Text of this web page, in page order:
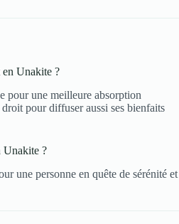
en Unakite ?
pour une meilleure absorption
pour diffuser aussi ses bienfaits
Unakite ?
une personne en quête de sérénité et